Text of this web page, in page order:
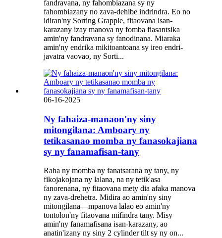
fandravana, ny fahombiazana sy ny
fahombiazany no zava-dehibe indrindra. Eo no
idiran'ny Sorting Grapple, fitaovana isan-
karazany izay manova ny fomba fiasantsika
amin'ny fandravana sy fanodinana. Miaraka
amin'ny endrika mikitoantoana sy ireo endri-
javatra vaovao, ny Sorti...
06-16-2025
Ny fahaiza-manaon'ny siny
mitongilana: Amboary ny
tetikasanao momba ny fanasokajiana
sy ny fanamafisan-tany
Raha ny momba ny fanatsarana ny tany, ny
fikojakojana ny lalana, na ny tetik'asa
fanorenana, ny fitaovana mety dia afaka manova
ny zava-drehetra. Midira ao amin'ny siny
mitongilana—mpanova lalao eo amin'ny
tontolon'ny fitaovana mifindra tany. Misy
amin'ny fanamafisana isan-karazany, ao
anatin'izany ny siny 2 cylinder tilt sy ny on...